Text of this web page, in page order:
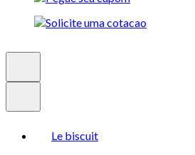
Le biscuit